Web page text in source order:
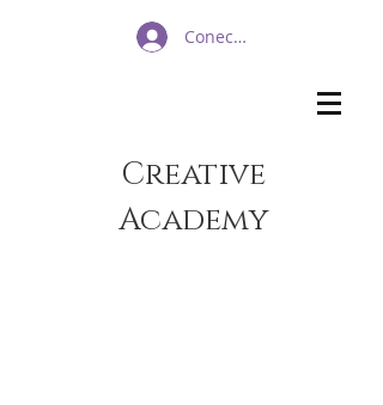
Conectează-te
Creative
Academy​